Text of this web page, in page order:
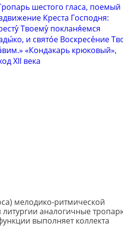
мелодико-ритмической
аналогичные
выполняет коллекта